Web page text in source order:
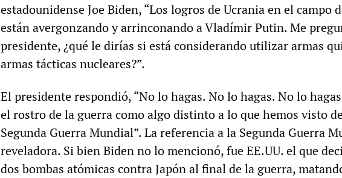
estadounidense Joe Biden, “Los logros de Ucrania en el campo
están avergonzando y arrinconando a Vladímir Putin. Me
presidente, ¿qué le dirías si está considerando utilizar armas
armas tácticas nucleares?”.
El presidente respondió, “No lo hagas. No lo hagas. No lo
el rostro de la guerra como algo distinto a lo que hemos visto
Segunda Guerra Mundial”. La referencia a la Segunda Guerra
reveladora. Si bien Biden no lo mencionó, fue EE.UU. el que
dos bombas atómicas contra Japón al final de la guerra,